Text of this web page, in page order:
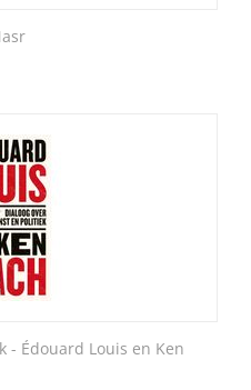
- Édouard Louis en Ken